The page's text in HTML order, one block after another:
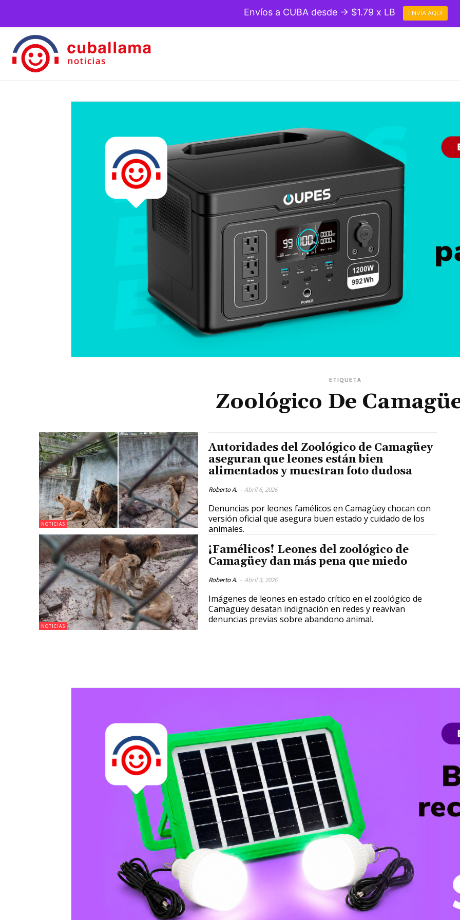
ETIQUETA
Zoológico De
NOTICIAS
Autoridades del Zoológico de Camagüey
aseguran que leones están bien
alimentados y muestran foto dudosa
Roberto A. - Abril 6, 2026
Denuncias por leones famélicos en Camagüey chocan con
versión oficial que asegura buen estado y cuidado de los
animales.
NOTICIAS
¡Famélicos! Leones del zoológico de
Camagüey dan más pena que miedo
Roberto A. - Abril 3, 2026
Imágenes de leones en estado crítico en el zoológico de
Camagüey desatan indignación en redes y reavivan
denuncias previas sobre abandono animal.
Envíos a CUBA desde → $1.79 x LB ENVÍA AQUÍ